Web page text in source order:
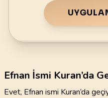
Efnan İsmi Kuran’da
Evet, Efnan ismi Kuran’da